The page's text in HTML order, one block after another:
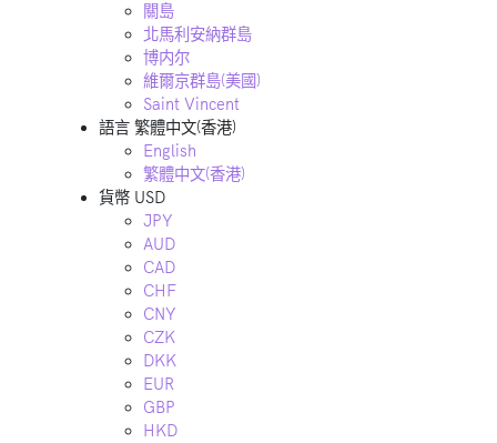
關島
北馬利安納群島
博内尔
維爾京群島(美國)
Saint Vincent
語言 繁體中文(香港)
English
繁體中文(香港)
貨幣 USD
JPY
AUD
CAD
CHF
CNY
CZK
DKK
EUR
GBP
HKD